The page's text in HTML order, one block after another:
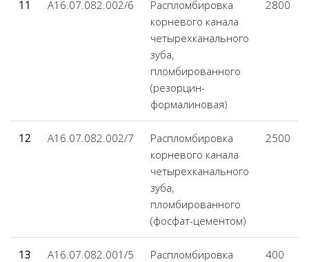
11 А16.07.082.002/6
Распломбировка
корневого канала
четырехканального
зуба,
пломбированного
(резорцин-
формалиновая)
2800
12 А16.07.082.002/7
Распломбировка
корневого канала
четырехканального
зуба,
пломбированного
(фосфат-цементом)
2500
13 А16.07.082.001/5
Распломбировка
400